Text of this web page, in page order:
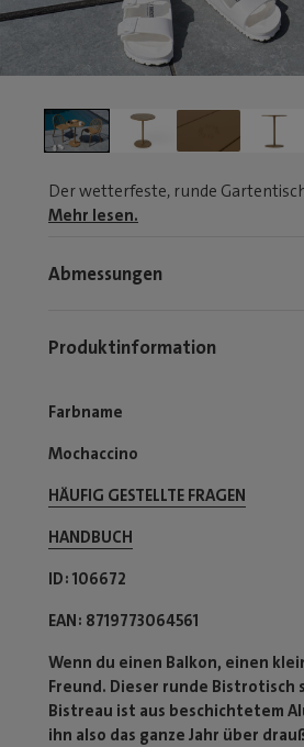
Der wetterfeste, runde
Mehr lesen.
Abmessungen
Produktinformation
Farbname
Mochaccino
HÄUFIG GESTELLTE FRAGEN
HANDBUCH
ID 106672
EAN 8719773064561
Wenn du einen Balkon, einen
Freund. Dieser runde
Bistreau ist aus beschichtetem
ihn also das ganze Jahr über